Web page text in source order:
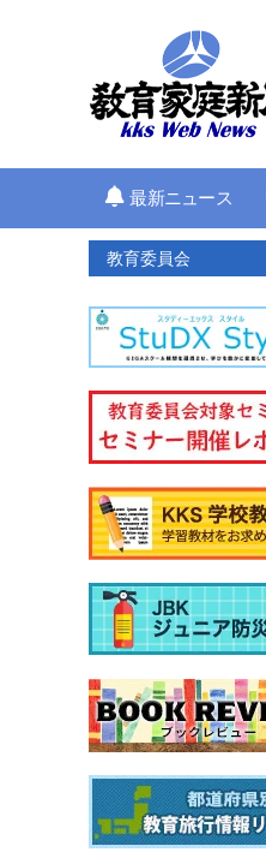
最新ニュース
教育委員会